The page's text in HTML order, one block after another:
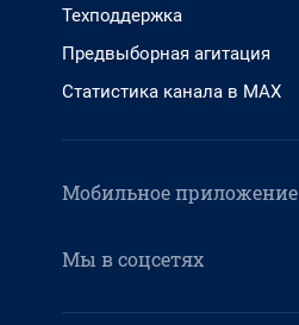
Техподдержка
Предвыборная агитация
Статистика канала в MAX
Мобильное приложение
Мы в соцсетях